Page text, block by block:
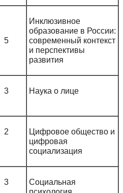
5
Инклюзивное
образование в России:
современный контекст
и перспективы
развития
3 Наука о лице
2
Цифровое общество и
цифровая
социализация
3
Социальная